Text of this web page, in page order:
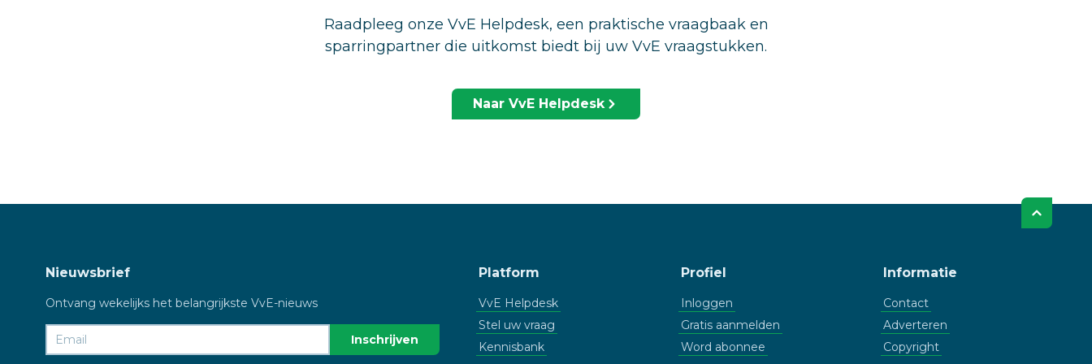
Raadpleeg onze VvE Helpdesk, een praktische vraagbaak en
sparringpartner die uitkomst biedt bij uw VvE vraagstukken.
Naar VvE Helpdesk
Nieuwsbrief
Ontvang wekelijks het belangrijkste VvE-nieuws
Platform
VvE Helpdesk
Stel uw vraag
Kennisbank
Profiel
Inloggen
Gratis aanmelden
Word abonnee
Informatie
Contact
Adverteren
Copyright